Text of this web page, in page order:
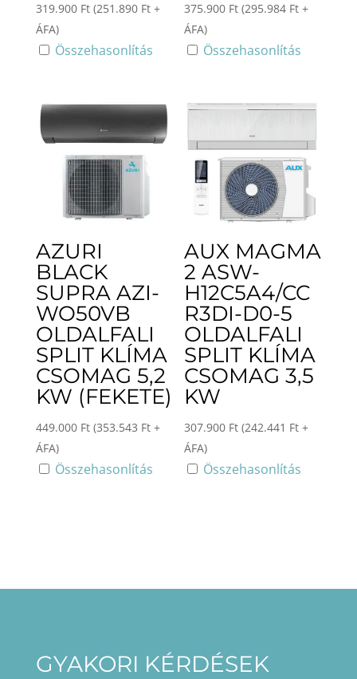
319.900 Ft (251.890 Ft+
ÁFA)
Összehasonlítás
375.900 Ft (295.984 Ft +
ÁFA)
Összehasonlítás
AZURI
BLACK
SUPRA AZI-
WO50VB
OLDALFALI
SPLIT KLÍMA
CSOMAG 5,2
KW (FEKETE)
449.000 Ft (353.543 Ft+
ÁFA)
Összehasonlítás
AUX MAGMA
2 ASW-
H12C5A4/CC
R3DI-D0-5
OLDALFALI
SPLIT KLÍMA
CSOMAG 3,5
KW
307.900 Ft (242.441 Ft +
ÁFA)
Összehasonlítás
GYAKORI KÉRDÉSEK